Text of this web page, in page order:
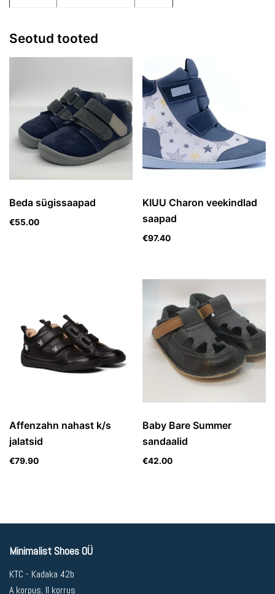
Seotud tooted
Beda sügissaapad
€55.00
KIUU Charon veekindlad
saapad
€97.40
Affenzahn nahast k/s
jalatsid
€79.90
Baby Bare Summer
sandaalid
€42.00
Minimalist Shoes OÜ
KTC - Kadaka 42b
A korpus, II korrus